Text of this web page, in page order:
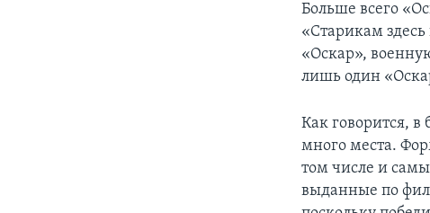
Больше всего
«Старикам
«Оскар»,
лишь один
Как говорится,
много места.
том числе и
выданные по